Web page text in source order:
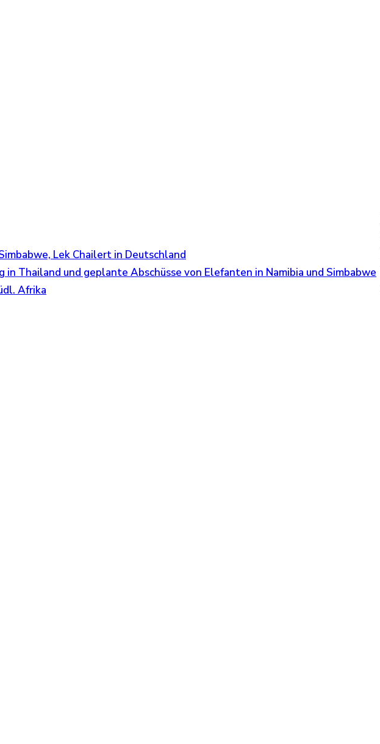
Lek Chailert in Deutschland
Thailand und geplante Abschüsse von Elefanten in Namibia und Simbabwe
Afrika